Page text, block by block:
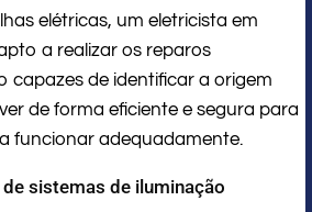
elétricas, um eletricista em
a realizar os reparos
capazes de identificar a origem
de forma eficiente e segura para
funcionar adequadamente.
sistemas de iluminação